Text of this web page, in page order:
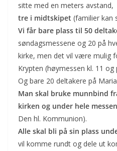
sitte med en meters avstand,
tre i midtskipet (familier kan
Vi får bare plass til 50
søndagsmessene og 20 på
kirke, men det vil være mulig
Krypten (høymessen kl. 11 og
Og bare 20 deltakere på
Man skal bruke munnbind
kirken og under hele messen
Den hl. Kommunion).
Alle skal bli på sin plass
vil komme rundt og dele ut